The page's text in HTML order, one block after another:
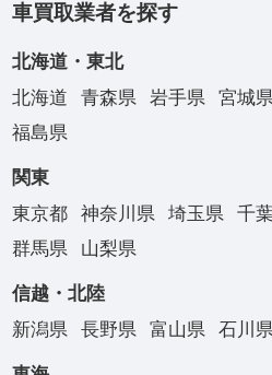
車買取業者を探す
北海道・東北
北海道
青森県 岩手県 宮城
福島県
関東
東京都
神奈川県 埼玉県 千
群馬県
山梨県
信越・北陸
新潟県
長野県 富山県 石川